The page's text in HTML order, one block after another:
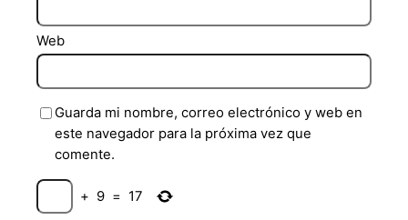
Web
Guarda mi nombre, correo electrónico y web en
este navegador para la próxima vez que
comente.
+ 9 = 17